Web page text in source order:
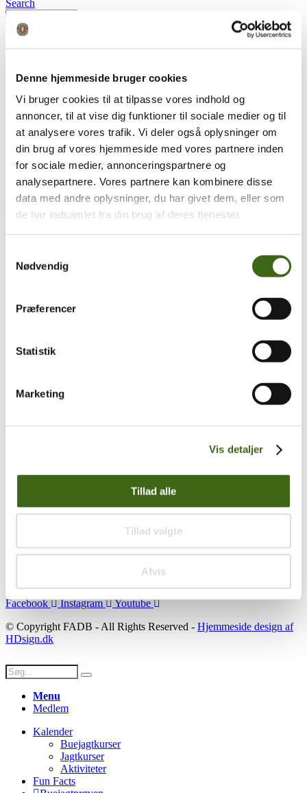
Denne hjemmeside bruger cookies
Vi bruger cookies til at tilpasse vores indhold og
annoncer, til at vise dig funktioner til sociale medier og til
at analysere vores trafik. Vi deler også oplysninger om
din brug af vores hjemmeside med vores partnere inden
for sociale medier, annonceringspartnere og
analysepartnere. Vores partnere kan kombinere disse
data med andre oplysninger, du har givet dem, eller som
de har indsamlet fra din brug af deres tjenester.
Nødvendig
Præferencer
Statistik
Marketing
Vis detaljer
Tillad alle
Tillad valgte
Afvis
Search
0 varer
DSC_0042
FADB
DSC_0042
Træk og slip
Foreningen af Danske Buejægere (FADB)
Populære sider
Vedtægter
Lokalforeninger
Om brug af siden
Persondatapolitik
Facebook Instagram
Youtube
© Copyright FADB - All Rights Reserved - Hjemmeside design af
HDsign.dk
Menu
Medlem
Kalender
Buejagtkurser
Jagtkurser
Aktiviteter
Fun Facts